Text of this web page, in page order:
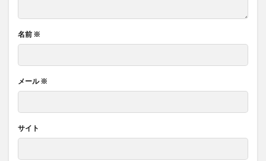
名前 ※
メール※
サイト